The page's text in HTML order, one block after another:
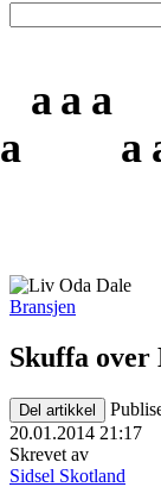
a
a
Bransjen
Skuffa over
Del artikkel
20.01.2014 21:17
Skrevet av
Sidsel Skotland